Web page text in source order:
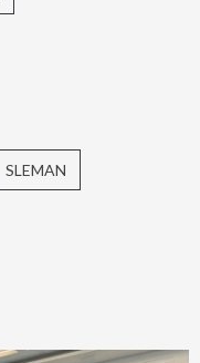
SLEMAN